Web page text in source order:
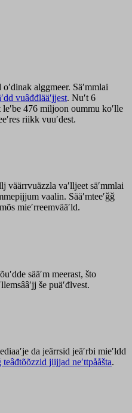
alggmeer. Säʹmmlai
vuâđđlääʹjjest. Nuʹt 6
leʹbe 476 miljoon oummu koʹlle
riikk vuuʹdest.
väärrvuäzzla vaʹlljeet säʹmmlai
vaalin. Sääʹmteeʹǧǧ
mieʹrreemvääʹld.
õuʹdde sääʹm meerast, što
še puäʹđlvest.
da jeärrsid jeäʹrbi mieʹldd
teâđtõõzzid jiijjad neʹttpååšta.